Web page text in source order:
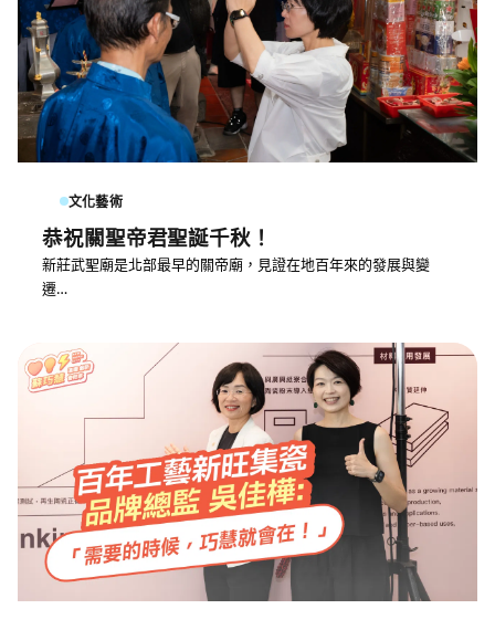
文化藝術
恭祝關聖帝君聖誕千秋！
新莊武聖廟是北部最早的關帝廟，見證在地百年來的發展與變
遷…